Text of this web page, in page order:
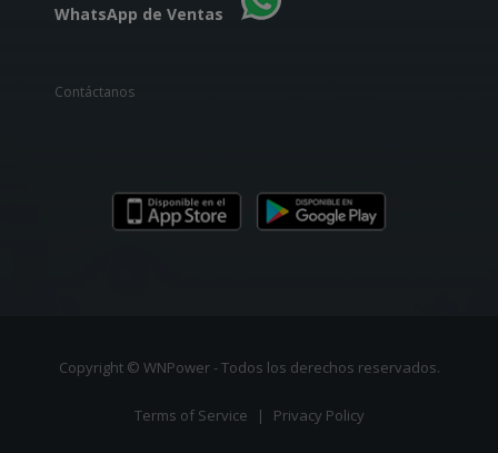
WhatsApp de Ventas
Contáctanos
Copyright © WNPower - Todos los derechos reservados.
Terms of Service | Privacy Policy